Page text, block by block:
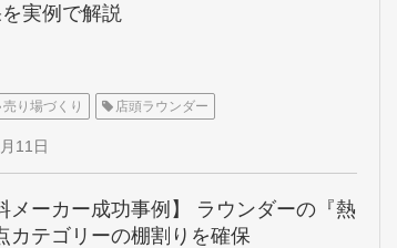
実例で解説
売り場づくり 店頭ラウンダー
11日
メーカー成功事例】 ラウンダーの『熱
カテゴリーの棚割りを確保